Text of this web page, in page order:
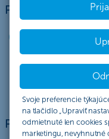
Svoje preferencie
na tlačidlo „Upraviť
odmietnuté len cookies
marketingu, nevyhnutné
Pobočka ČSOB
811 01
02 5966
e-mail:
Pobočka ČSOB